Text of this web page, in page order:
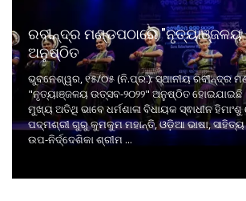
ରବୀନ୍ଦ୍ର ମଣ୍ଡପଠାରେ "ନୃତ୍ୟାଞ୍ଜଳୟ
ଅନୁଷ୍ଠିତ
ଭୁବନେଶ୍ୱର, ୧୫/୦୫ (ନି.ପ୍ର.): ସ୍ଥାନୀୟ ରବୀନ୍ଦ୍ର
"ନୃତ୍ୟାଞ୍ଜଳୟ ଉତ୍ସବ-୨୦୨୨" ଅନୁଷ୍ଠିତ ହୋଇଯାଇଛି
ମୁଖ୍ୟ ଅତିଥି ଭାବେ ଧର୍ମଶାଳା ବିଧାୟକ ସ୍ଵାଧୀନ
ପଦ୍ମଶ୍ରୀ ଗୁରୁ କୁମକୁମ ମହାନ୍ତି, ଓଡ଼ିଆ ଭାଷା,
ଉପ-ନିର୍ଦ୍ଦେଶିକା ଶ୍ରୀମ ...